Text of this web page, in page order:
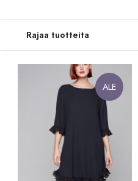
Siirry tuotteisiin
Rajaa tuotteita
ALE